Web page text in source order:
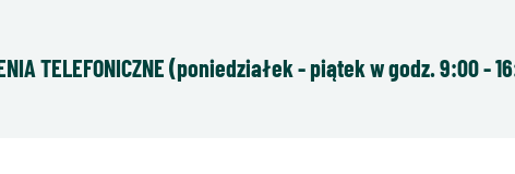
TELEFONICZNE (poniedziałek - piątek w godz. 9:00 -